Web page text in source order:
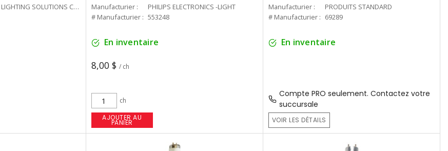
CURRENT LIGHTING SOLUTIONS CAN
Manufacturier :
PHILIPS ELECTRONICS -LIGHT
# Manufacturier : 553248
En inventaire
8,00 $ / ch
ch
AJOUTER AU
PANIER
Manufacturier :
PRODUITS STANDARD
# Manufacturier : 69289
En inventaire
Compte PRO seulement. Contactez votre
succursale
VOIR LES DÉTAILS